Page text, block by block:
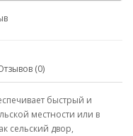
(0)
быстрый и
местности или в
сельский двор,